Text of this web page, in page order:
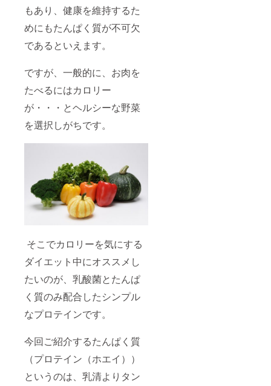
もあり、健康を維持するた
めにもたんぱく質が不可欠
であるといえます。
ですが、一般的に、お肉を
たべるにはカロリー
が・・・とヘルシーな野菜
を選択しがちです。
そこでカロリーを気にする
ダイエット中にオススメし
たいのが、乳酸菌とたんぱ
く質のみ配合したシンプル
なプロテインです。
今回ご紹介するたんぱく質
（プロテイン（ホエイ））
というのは、乳清よりタン